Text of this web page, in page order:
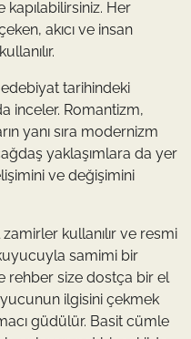
Her
akıcı ve insan
tarihindeki
inceler. Romantizm,
yanı sıra modernizm
yaklaşımlara da yer
ve değişimini
kullanılır ve resmi
samimi bir
rehber size dostça bir el
ilgisini çekmek
güdülür. Basit cümle